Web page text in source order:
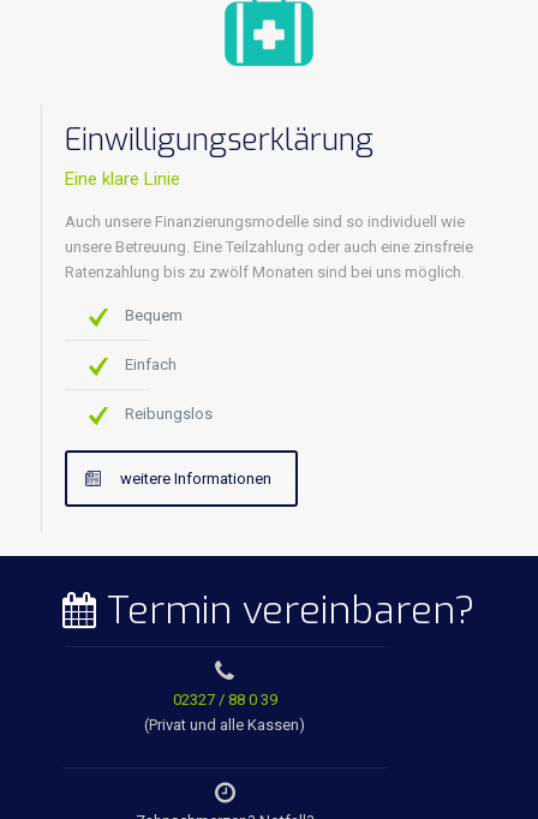
Einwilligungserklärung
Eine klare Linie
Auch unsere Finanzierungsmodelle sind so individuell wie
unsere Betreuung. Eine Teilzahlung oder auch eine zinsfreie
Ratenzahlung bis zu zwölf Monaten sind bei uns möglich.
Bequem
Einfach
Reibungslos
weitere Informationen
Termin vereinbaren?
02327 / 88 0 39
(Privat und alle Kassen)